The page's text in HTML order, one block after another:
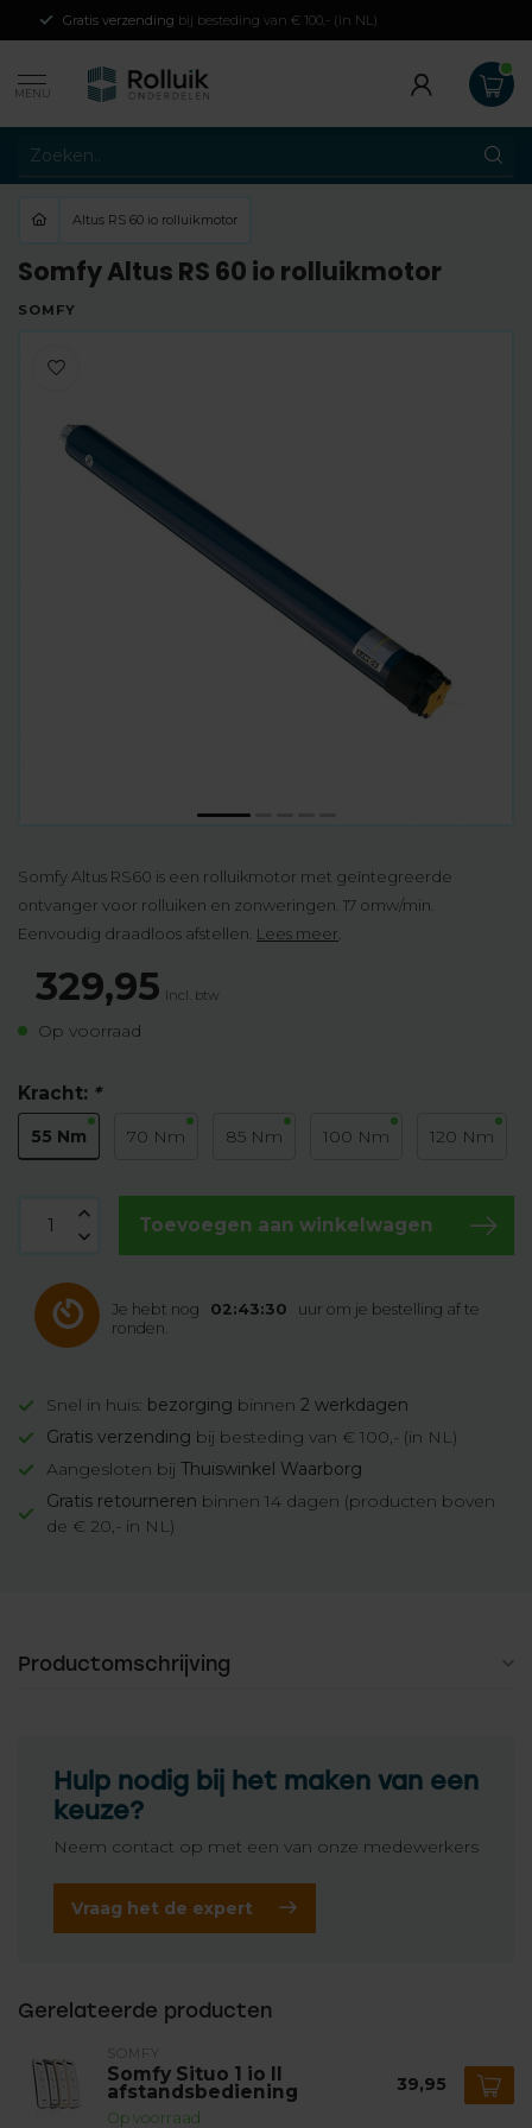
Gratis verzending bij besteding van € 100,- (in NL)
MENU
Altus RS 60 io rolluikmotor
Somfy Altus RS 60 io rolluikmotor
SOMFY
Somfy Altus RS60 is een rolluikmotor met geïntegreerde
ontvanger voor rolluiken en zonweringen. 17 omw/min.
Eenvoudig draadloos afstellen. Lees meer
329,95 Incl. btw
Op voorraad
Kracht: *
55 Nm 70 Nm 85 Nm 100 Nm 120 Nm
Toevoegen aan winkelwagen
Je hebt nog 02:43:30
uur om je bestelling af te
ronden.
Snel in huis: bezorging binnen 2 werkdagen
Gratis verzending bij besteding van € 100,- (in NL)
Aangesloten bij Thuiswinkel Waarborg
Gratis retourneren binnen 14 dagen (producten boven
de € 20,- in NL)
Productomschrijving
Hulp nodig bij het maken van een
keuze?
Neem contact op met een van onze medewerkers
Vraag het de expert
Gerelateerde producten
SOMFY
Somfy Situo 1 io II
afstandsbediening
Op voorraad
39,95